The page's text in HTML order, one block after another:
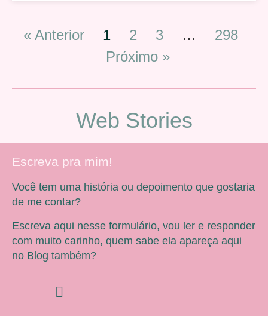
« Anterior 1 2 3 …
298
Próximo »
Web Stories
Escreva pra mim!
Você tem uma história ou depoimento que gostaria
de me contar?
Escreva aqui nesse formulário, vou ler e responder
com muito carinho, quem sabe ela apareça aqui
no Blog também?